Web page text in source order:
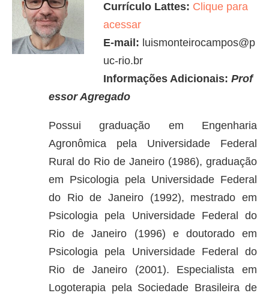
Currículo Lattes: Clique para
acessar
E-mail: luismonteirocampos@p
uc-rio.br
Informações Adicionais: Prof
essor Agregado
Possui graduação em Engenharia
Agronômica pela Universidade Federal
Rural do Rio de Janeiro (1986), graduação
em Psicologia pela Universidade Federal
do Rio de Janeiro (1992), mestrado em
Psicologia pela Universidade Federal do
Rio de Janeiro (1996) e doutorado em
Psicologia pela Universidade Federal do
Rio de Janeiro (2001). Especialista em
Logoterapia pela Sociedade Brasileira de